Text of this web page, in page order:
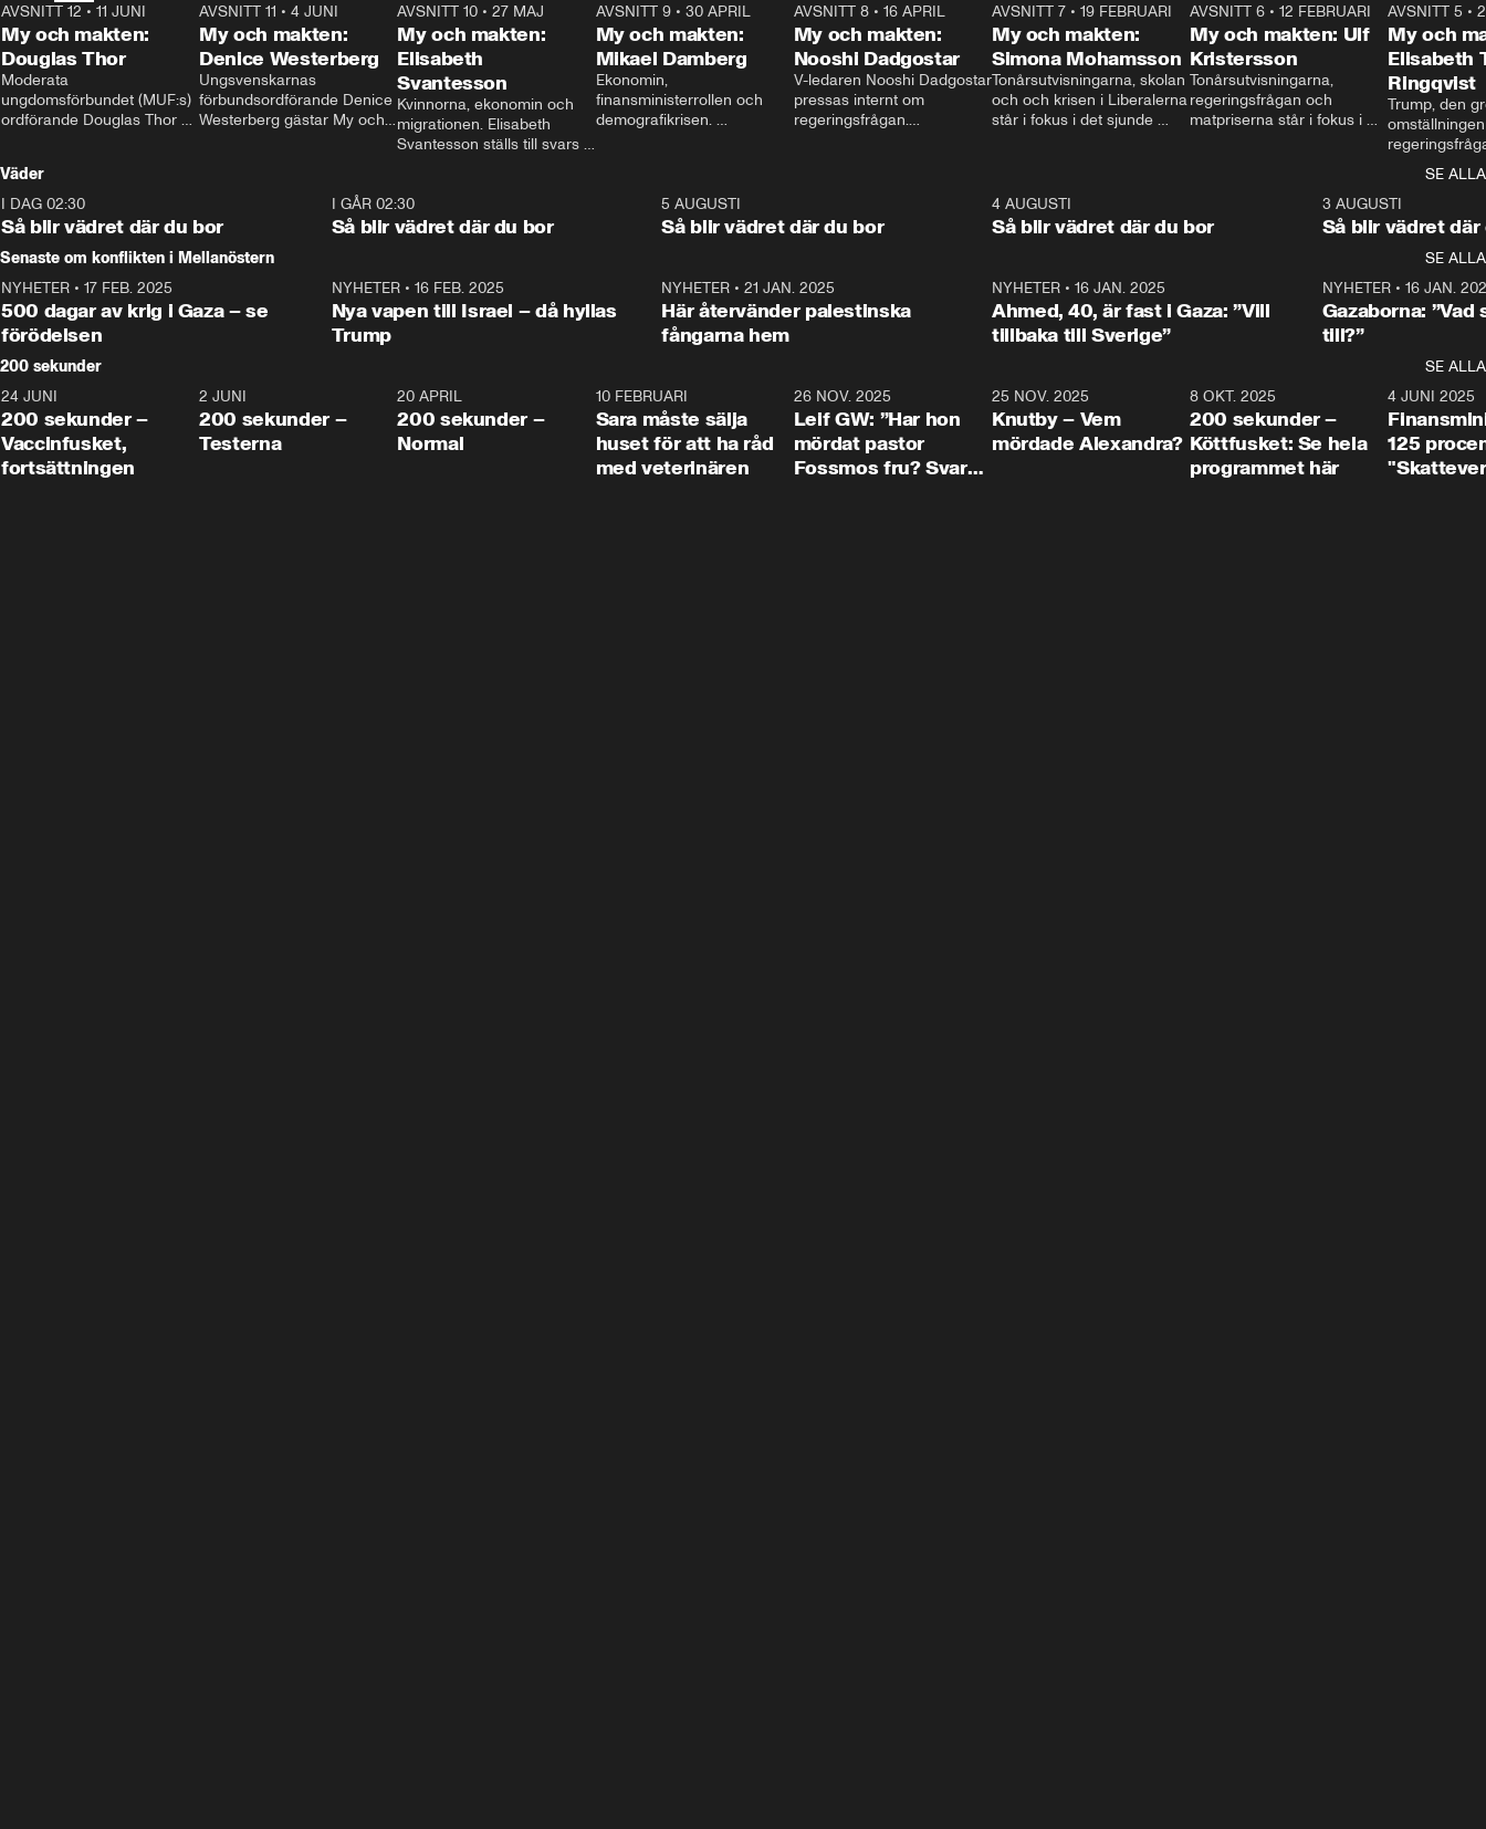
26:27
AVSNITT 12 • 11 JUNI
My och makten:
Douglas Thor
Moderata
ungdomsförbundet (MUF:s)
ordförande Douglas Thor
tonårsutvisningarna och hur
Moderaterna ska locka
väljare till valet i höst.
23:40
AVSNITT 11 •4 JUNI
My och makten:
Denice Westerberg
Ungsvenskarnas
förbundsordförande Denice
Westerberg gästar My och
AVSNITT 10 •27 MAJ
My och makten:
Elisabeth
Svantesson
Kvinnorna, ekonomin och
migrationen. Elisabeth
Svantesson ställs till svars
AVSNITT 9• 30 APRIL
My och makten:
Mikael Damberg
Ekonomin,
finansministerrollen och
demografikrisen.
och Makten.
AVSNITT 8• 16 APRIL
My och makten:
Nooshi Dadgostar
V-ledaren Nooshi Dadgostar
pressas internt om
regeringsfrågan.
– Vi ställer upp i val. Ska vi
vara med så sitter vi förstås
24:30
AVSNITT 7• 19 FEBRUARI
My och makten:
Simona Mohamsson
Tonårsutvisningarna, skolan
och och krisen i Liberalerna
står i fokus i det sjunde
kommentator My
Rohwedder ställer
utbildnings- och
Mohamsson till svars.
27:30
AVSNITT 6 •12 FEBRUARI
My och makten: Ulf
Kristersson
Tonårsutvisningarna,
regeringsfrågan och
matpriserna står i fokus i
Rohwedder ställer
statsminister Ulf Kristersson
AVSNITT 5 •
My och
Elisabeth
Ringqvist
Trump, den
centrum i
avsnittet av
Makten”. Se
Aftonbladets
Rohwedder
Thand Ring
Väder
SE ALLA
I DAG 02:30
Så blir vädret där du bor
1:06
I GÅR 02:30
Så blir vädret där du bor
5 AUGUSTI
Så blir vädret där du bor
4 AUGUSTI
Så blir vädret där du bor
3 AUGUSTI
Så blir vädret där
Senaste om konflikten i Mellanöstern
SE ALLA
NYHETER • 17 FEB. 2025
500 dagar av krig i Gaza – se
förödelsen
NYHETER• 16 FEB. 2025
Nya vapen till Israel – då hyllas
Trump
NYHETER •21 JAN. 2025
Här återvänder palestinska
fångarna hem
NYHETER• 16 JAN. 2025
Ahmed, 40, är fast i Gaza: ”Vill
tillbaka till Sverige”
NYHETER• 16 JAN.
Gazaborna:
till?”
200 sekunder
SE ALLA
5:00
24 JUNI
200 sekunder –
Vaccinfusket,
fortsättningen
4:23
2 JUNI
200 sekunder –
Testerna
20 APRIL
200 sekunder –
Normal
10 FEBRUARI
Sara måste sälja
huset för att ha råd
med veterinären
26 NOV. 2025
Leif GW: ”Har hon
mördat pastor
Fossmos fru? Svar
31:05
25 NOV. 2025
Knutby – Vem
mördade Alexandra?
4:29
8 OKT. 2025
200 sekunder –
Köttfusket: Se hela
programmet här
4 JUNI 2025
125